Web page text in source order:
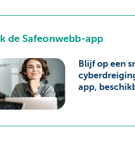
de Safeonwebb-app
Blijf op een
app,